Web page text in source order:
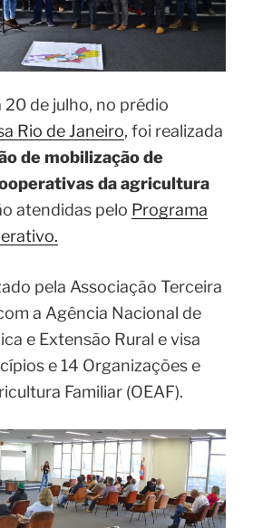
Rio de Janeiro, foi realizada
de mobilização de
da agricultura
atendidas peloPrograma
a Agência Nacional de
e Extensão Rural e visa
e 14 Organizações e
Familiar (OEAF).